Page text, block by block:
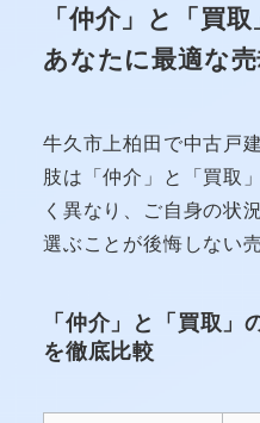
「仲介」と「買
あなたに最適な
牛久市上柏田で中古戸
肢は「仲介」と「買取
く異なり、ご自身の状
選ぶことが後悔しない
「仲介」と「買取」
を徹底比較